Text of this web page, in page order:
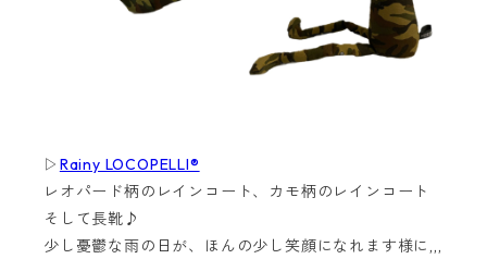
▷ Rainy LOCOPELLI®
レオパード柄のレインコート、カモ柄のレインコート
そして長靴♪
少し憂鬱な雨の日が、ほんの少し笑顔になれます様に,,,